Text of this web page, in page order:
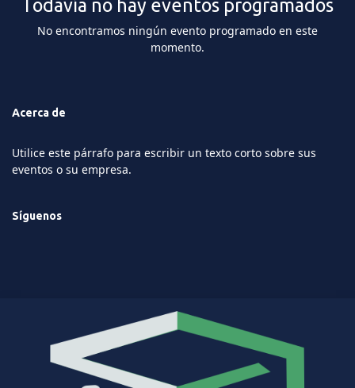
Todavía no hay eventos programados
No encontramos ningún evento programado en este
momento.
Acerca de
Utilice este párrafo para escribir un texto corto sobre sus
eventos o su empresa.
Síguenos